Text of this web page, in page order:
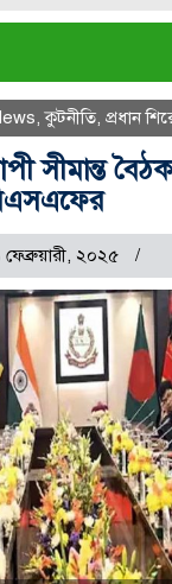
,কুটনীতি, প্রধান
সীমান্ত
২০২৫